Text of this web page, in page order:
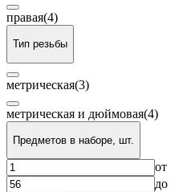
правая(4)
Тип резьбы
метрическая(3)
метрическая и дюймовая(4)
Предметов в наборе, шт.
от
до